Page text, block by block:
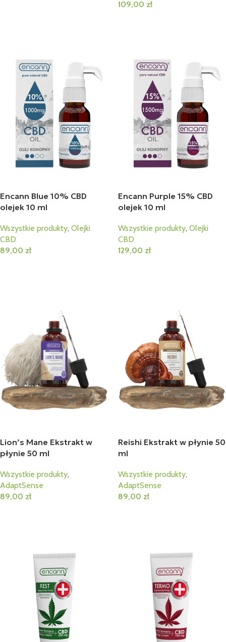
109,00 zł
Encann Blue 10% CBD
olejek 10 ml
Wszystkie produkty, Olejki
CBD
89,00 zł
Encann Purple 15% CBD
olejek 10 ml
Wszystkie produkty, Olejki
CBD
129,00 zł
Lion’s Mane Ekstrakt w
płynie 50 ml
Wszystkie produkty,
AdaptSense
89,00 zł
Reishi Ekstrakt w płynie 50
ml
Wszystkie produkty,
AdaptSense
89,00 zł